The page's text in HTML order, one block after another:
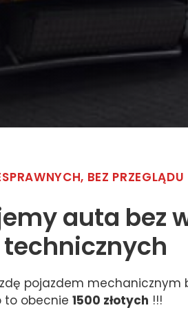
BEZ PRZEGLĄDU
auta bez
pojazdem mechanicznym
to obecnie 1500 złotych !!!